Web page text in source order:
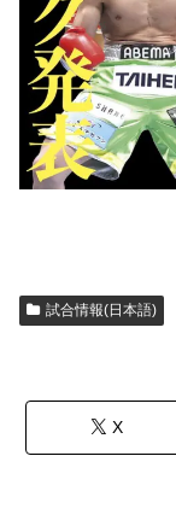
試合情報(日本語)
X